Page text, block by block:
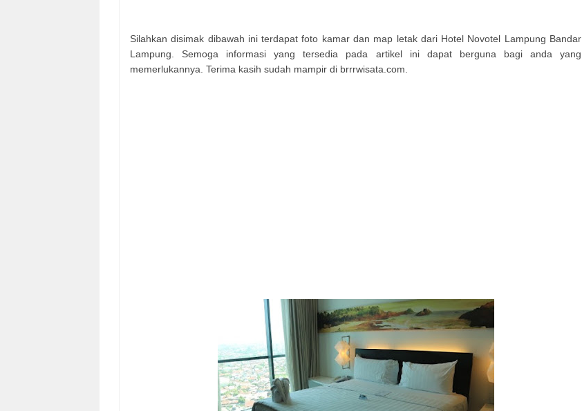
Silahkan disimak dibawah ini terdapat foto kamar dan map letak dari Hotel Novotel Lampung Bandar
Lampung. Semoga informasi yang tersedia pada artikel ini dapat berguna bagi anda yang
memerlukannya. Terima kasih sudah mampir di brrrwisata.com.